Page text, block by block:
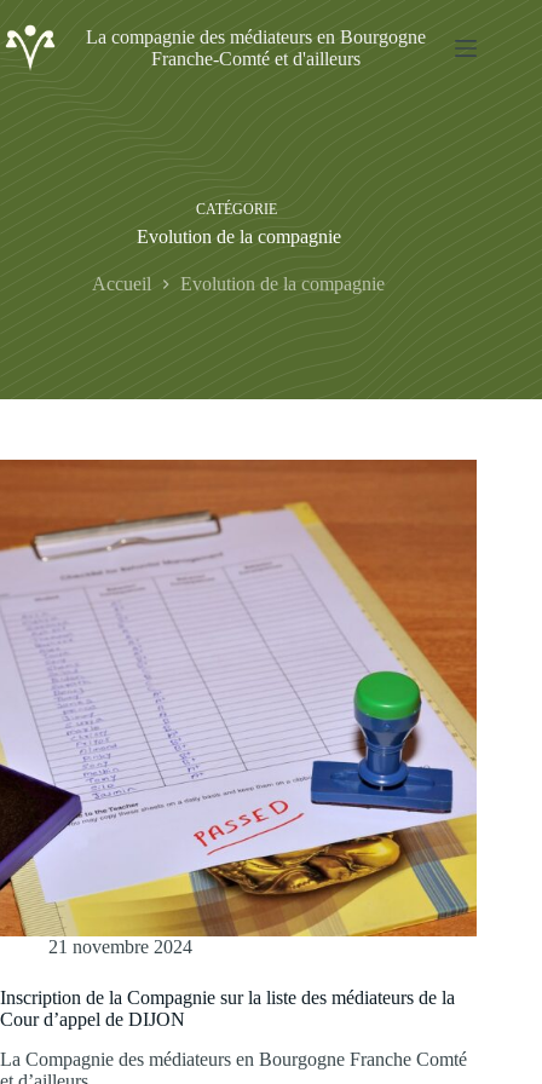
au
contenu
La compagnie des médiateurs en Bourgogne
Franche-Comté et d'ailleurs
CATÉGORIE
Evolution de la compagnie
Accueil Evolution de la compagnie
21 novembre 2024
Inscription de la Compagnie sur la liste des médiateurs de la
Cour d’appel de DIJON
La Compagnie des médiateurs en Bourgogne Franche Comté